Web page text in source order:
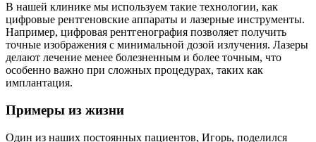
В нашей клинике мы используем такие технологии, как
цифровые рентгеновские аппараты и лазерные инструменты.
Например, цифровая рентгенография позволяет получить
точные изображения с минимальной дозой излучения. Лазеры
делают лечение менее болезненным и более точным, что
особенно важно при сложных процедурах, таких как
имплантация.
Примеры из жизни
Один из наших постоянных пациентов, Игорь, поделился